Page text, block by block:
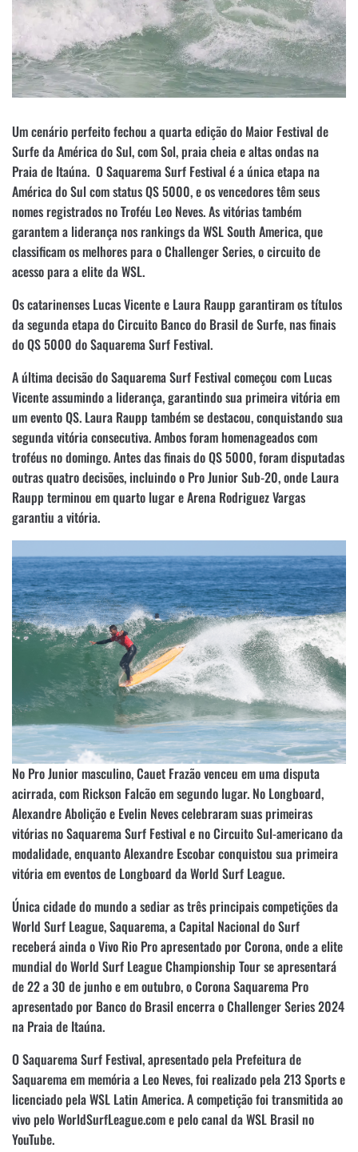
Um cenário perfeito fechou a quarta edição do Maior Festival de
Surfe da América do Sul, com Sol, praia cheia e altas ondas na
Praia de Itaúna. O Saquarema Surf Festival é a única etapa na
América do Sul com status QS 5000, e os vencedores têm seus
nomes registrados no Troféu Leo Neves. As vitórias também
garantem a liderança nos rankings da WSL South America, que
classificam os melhores para o Challenger Series, o circuito de
acesso para a elite da WSL.
Os catarinenses Lucas Vicente e Laura Raupp garantiram os títulos
da segunda etapa do Circuito Banco do Brasil de Surfe, nas finais
do QS 5000 do Saquarema Surf Festival.
A última decisão do Saquarema Surf Festival começou com Lucas
Vicente assumindo a liderança, garantindo sua primeira vitória em
um evento QS. Laura Raupp também se destacou, conquistando sua
segunda vitória consecutiva. Ambos foram homenageados com
troféus no domingo. Antes das finais do QS 5000, foram disputadas
outras quatro decisões, incluindo o Pro Junior Sub-20, onde Laura
Raupp terminou em quarto lugar e Arena Rodriguez Vargas
garantiu a vitória.
No Pro Junior masculino, Cauet Frazão venceu em uma disputa
acirrada, com Rickson Falcão em segundo lugar. No Longboard,
Alexandre Abolição e Evelin Neves celebraram suas primeiras
vitórias no Saquarema Surf Festival e no Circuito Sul-americano da
modalidade, enquanto Alexandre Escobar conquistou sua primeira
vitória em eventos de Longboard da World Surf League.
Única cidade do mundo a sediar as três principais competições da
World Surf League, Saquarema, a Capital Nacional do Surf
receberá ainda o Vivo Rio Pro apresentado por Corona, onde a elite
mundial do World Surf League Championship Tour se apresentará
de 22 a 30 de junho e em outubro, o Corona Saquarema Pro
apresentado por Banco do Brasil encerra o Challenger Series 2024
na Praia de Itaúna.
O Saquarema Surf Festival, apresentado pela Prefeitura de
Saquarema em memória a Leo Neves, foi realizado pela 213 Sports e
licenciado pela WSL Latin America. A competição foi transmitida ao
vivo pelo WorldSurfLeague.com e pelo canal da WSL Brasil no
YouTube.